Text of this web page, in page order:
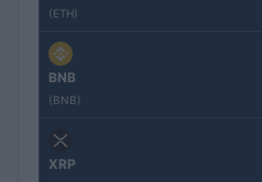
(ETH)
BNB
(BNB)
XRP